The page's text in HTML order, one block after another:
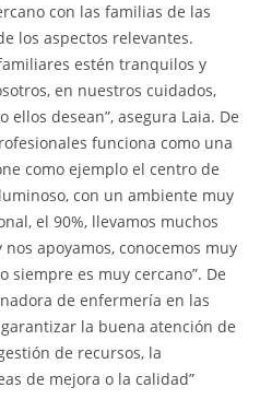
con las familias de las
los aspectos relevantes.
estén tranquilos y
en nuestros cuidados,
desean”, asegura Laia. De
funciona como una
como ejemplo el centro de
con un ambiente muy
el 90%, llevamos muchos
apoyamos, conocemos muy
siempre es muy cercano”. De
de enfermería en las
la buena atención de
de recursos, la
de mejora o la calidad”